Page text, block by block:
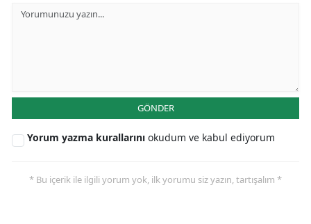
GÖNDER
Yorum yazma kurallarını okudum ve kabul ediyorum
* Bu içerik ile ilgili yorum yok, ilk yorumu siz yazın, tartışalım *